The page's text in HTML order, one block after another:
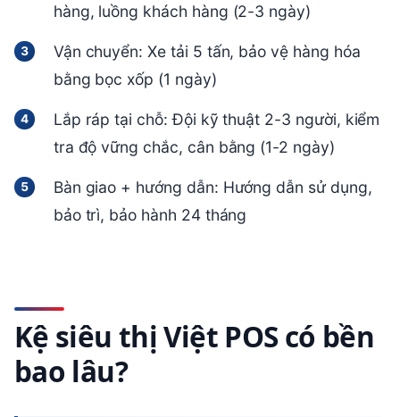
hàng, luồng khách hàng (2-3 ngày)
Vận chuyển: Xe tải 5 tấn, bảo vệ hàng hóa
bằng bọc xốp (1 ngày)
Lắp ráp tại chỗ: Đội kỹ thuật 2-3 người, kiểm
tra độ vững chắc, cân bằng (1-2 ngày)
Bàn giao + hướng dẫn: Hướng dẫn sử dụng,
bảo trì, bảo hành 24 tháng
Kệ siêu thị Việt POS có bền
bao lâu?